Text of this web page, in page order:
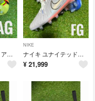
ナイキ マーキュリアルヴァイパー16 エリート AG 26cm
NIKE
ナイキ ユナイテッドティエンポ レジェンド 10 エリート 27cm
¥ 21,999